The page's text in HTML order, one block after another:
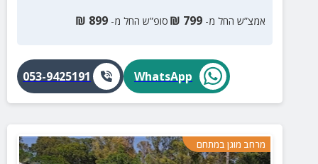
אמצ”ש החל מ- 799
₪ סופ”ש החל מ- 899
₪
WhatsApp
053-9425191
מרחב מוגן במתחם